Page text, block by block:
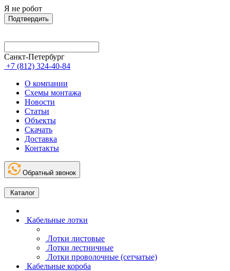
Я не робот
Подтвердить
Санкт-Петербург
+7 (812) 324-40-84
О компании
Схемы монтажа
Новости
Статьи
Объекты
Скачать
Доставка
Контакты
Обратный звонок
Каталог
Кабельные лотки
Лотки листовые
Лотки лестничные
Лотки проволочные (сетчатые)
Кабельные короба